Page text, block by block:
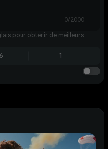
0/2000
pour obtenir de meilleurs
1